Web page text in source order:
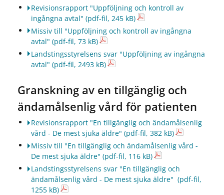
Revisionsrapport "Uppföljning och kontroll av
ingångna avtal" (pdf-fil, 245 kB)
Missiv till "Uppföljning och kontroll av ingångna
avtal" (pdf-fil, 73 kB)
Landstingsstyrelsens svar "Uppföljning av ingångna
avtal" (pdf-fil, 2493 kB)
Granskning av en tillgänglig och
ändamålsenlig vård för patienten
Revisionsrapport "En tillgänglig och ändamålsenlig
vård - De mest sjuka äldre" (pdf-fil, 382 kB)
Missiv till "En tillgänglig och ändamålsenlig vård -
De mest sjuka äldre" (pdf-fil, 116 kB)
Landstingsstyrelsens svar "En tillgänglig och
ändamålsenlig vård - De mest sjuka äldre" (pdf-fil,
1255 kB)